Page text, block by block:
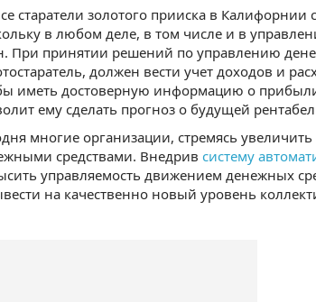
старатели золотого прииска в
в любом деле, в том числе и в
При принятии решений по управлению
должен вести учет доходов и
иметь достоверную информацию о
ему сделать прогноз о будущей
многие организации, стремясь
средствами. Внедрив систему
управляемость движением денежных
на качественно новый уровень